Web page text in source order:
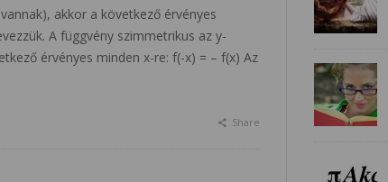
akkor a következő érvényes
A függvény szimmetrikus az y-
érvényes minden x-re: f(-x) = – f(x) Az
Share